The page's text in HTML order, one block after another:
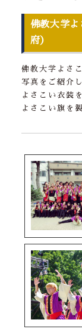
佛教大学
府）
佛教大学よさ
写真をご紹介
よさこい衣装
よさこい旗を